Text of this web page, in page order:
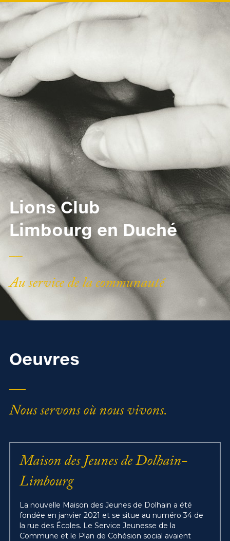
Lions Club
Limbourg en Duché
Au service de la communauté
Oeuvres
Nous servons où nous vivons.
Maison des Jeunes de Dolhain-
Limbourg
La nouvelle Maison des Jeunes de Dolhain a été
fondée en janvier 2021 et se situe au numéro 34 de
la rue des Écoles. Le Service Jeunesse de la
Commune et le Plan de Cohésion social avaient